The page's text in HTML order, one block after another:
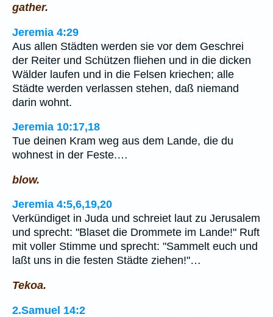
gather.
Jeremia 4:29
Aus allen Städten werden sie vor dem Geschrei
der Reiter und Schützen fliehen und in die dicken
Wälder laufen und in die Felsen kriechen; alle
Städte werden verlassen stehen, daß niemand
darin wohnt.
Jeremia 10:17,18
Tue deinen Kram weg aus dem Lande, die du
wohnest in der Feste.…
blow.
Jeremia 4:5,6,19,20
Verkündiget in Juda und schreiet laut zu Jerusalem
und sprecht: "Blaset die Drommete im Lande!" Ruft
mit voller Stimme und sprecht: "Sammelt euch und
laßt uns in die festen Städte ziehen!"…
Tekoa.
2.Samuel 14:2